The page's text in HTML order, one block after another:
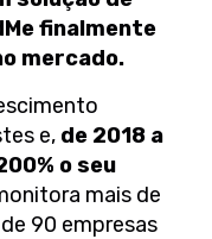
finalmente
mercado.
e, de 2018 a
o seu
mais de
90 empresas